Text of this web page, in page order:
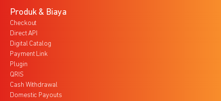
Produk & Biaya
Checkout
Direct API
Digital Catalog
Payment Link
Plugin
QRIS
Cash Withdrawal
Domestic Payouts